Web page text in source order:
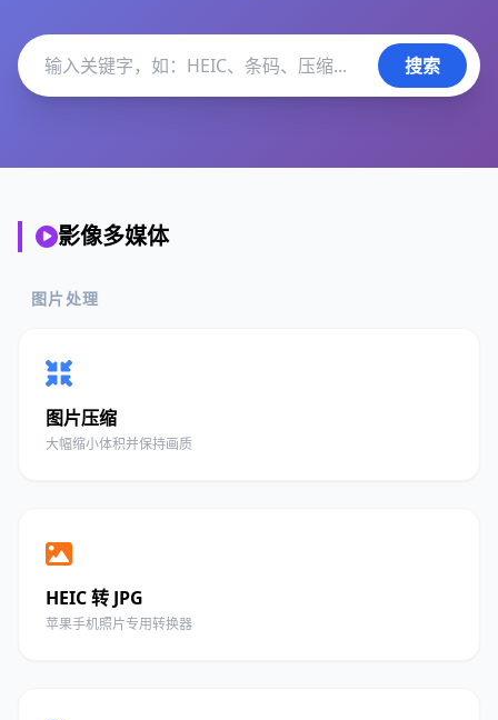
搜索
影像多媒体
图片处理
图片压缩
大幅缩小体积并保持画质
HEIC 转 JPG
苹果手机照片专用转换器